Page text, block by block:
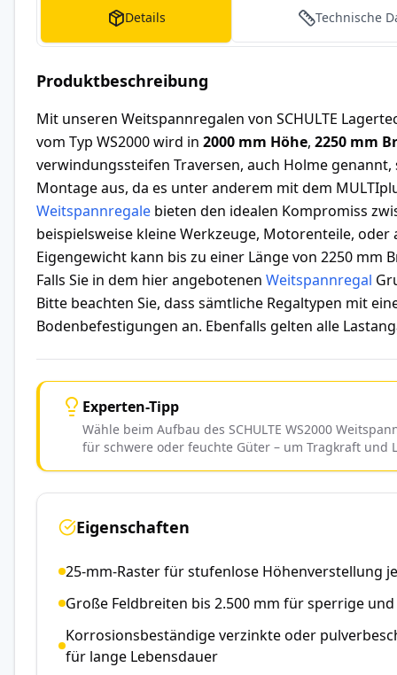
Details Technische
Produktbeschreibung
Mit unseren Weitspannregalen von SCHULTE
vom Typ WS2000 wird in 2000 mm Höhe, 2250 mm
verwindungssteifen Traversen, auch Holme
Montage aus, da es unter anderem mit dem
Weitspannregale bieten den idealen Kompromiss
beispielsweise kleine Werkzeuge, Motorenteile,
Eigengewicht kann bis zu einer Länge von 2250 mm
Falls Sie in dem hier angebotenen Weitspannregal
Bitte beachten Sie, dass sämtliche Regaltypen mit
Bodenbefestigungen an. Ebenfalls gelten alle
Experten-Tipp
Wähle beim Aufbau des SCHULTE WS2000
für schwere oder feuchte Güter – um Tragkraft und
Eigenschaften
25-mm-Raster für stufenlose Höhenverstellung
Große Feldbreiten bis 2.500 mm für sperrige
Korrosionsbeständige verzinkte oder
für lange Lebensdauer